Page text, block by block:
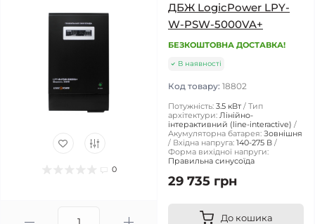
0
ДБЖ LogicPower LPY-
W-PSW-5000VA+
БЕЗКОШТОВНА ДОСТАВКА!
В наявності
Код товару: 18802
Потужність: 3.5 кВт
Тип
архітектури: Лінійно-
інтерактивний (line-interactive)
Акумуляторна батарея: Зовнішня
Вхідна напруга: 140-275 В
Форма вихідної напруги:
Правильна синусоїда
29 735 грн
До кошика